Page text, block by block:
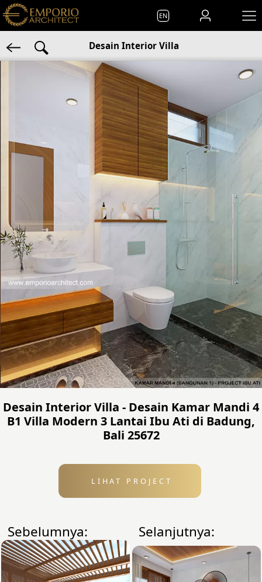
EN
Desain Interior Villa
Desain Interior Villa - Desain Kamar Mandi 4
B1 Villa Modern 3 Lantai Ibu Ati di Badung,
Bali 25672
LIHAT PROJECT
Sebelumnya: Selanjutnya: